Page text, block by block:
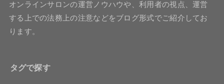
オンラインサロンの運営ノウハウや、利用者の視点、運営
する上での法務上の注意などをブログ形式でご紹介してお
ります。
タグで探す